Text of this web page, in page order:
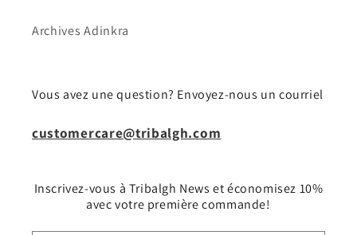
Archives Adinkra
Vous avez une question? Envoyez-nous un courriel
customercare@tribalgh.com
Inscrivez-vous à Tribalgh News et économisez 10%
avec votre première commande!